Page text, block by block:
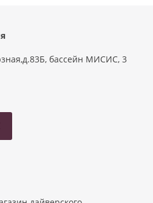
бассейн МИСИС, 3